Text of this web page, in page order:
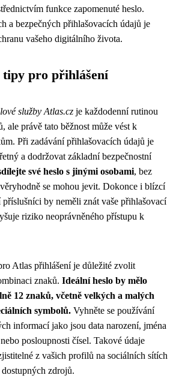
funkce zapomenuté heslo.
a bezpečných přihlašovacích údajů je
vašeho digitálního života.
tipy pro přihlášení
služby Atlas.cz je každodenní rutinou
ale právě tato běžnost může vést k
Při zadávání přihlašovacích údajů je
a dodržovat základní bezpečnostní
své heslo s jinými osobami, bez
se mohou jevit. Dokonce i blízcí
by neměli znát vaše přihlašovací
riziko neoprávněného přístupu k
Atlas přihlášení je důležité zvolit
znaků. Ideální heslo by mělo
12 znaků, včetně velkých a malých
symbolů. Vyhněte se používání
informací jako jsou data narození, jména
posloupnosti čísel. Takové údaje
z vašich profilů na sociálních sítích
zdrojů.